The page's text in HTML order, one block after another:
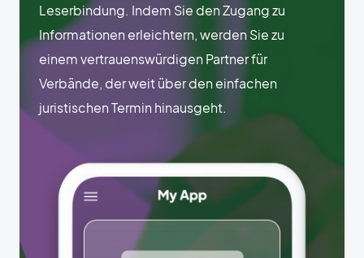
Leserbindung. Indem Sie den Zugang zu
Informationen erleichtern, werden Sie zu
einem vertrauenswürdigen Partner für
Verbände, der weit über den einfachen
juristischen Termin hinausgeht.